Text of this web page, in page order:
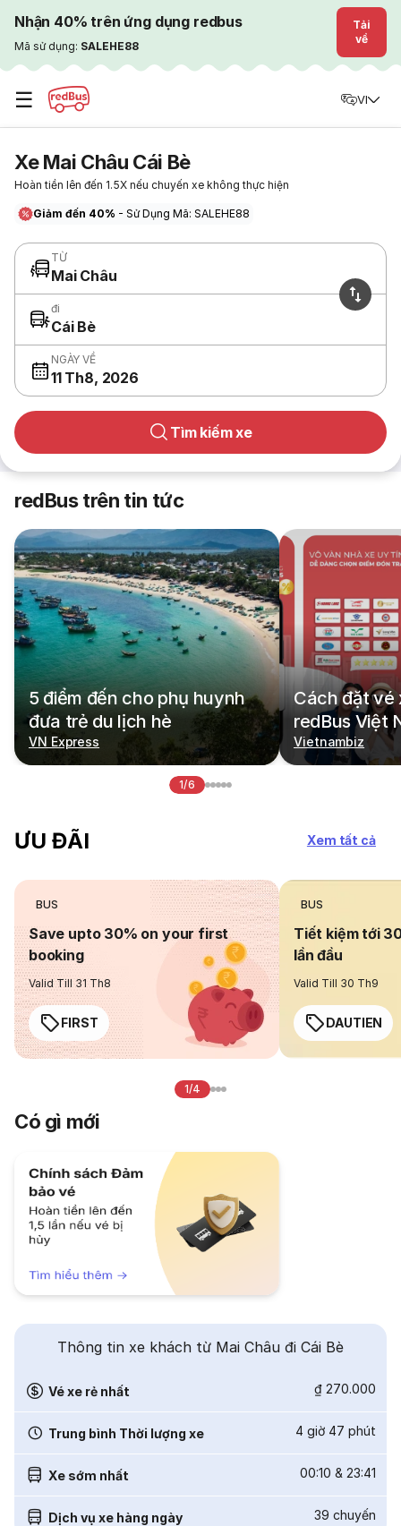
Nhận 40% trên ứng dụng redbus
Mã sử dụng: SALEHE88
Tải
về
☰ VI
Xe Mai Châu Cái Bè
Hoàn tiền lên đến 1.5X nếu chuyến xe không thực hiện
Giảm đến 40% - Sử Dụng Mã: SALEHE88
TỪ
Mai Châu
đi
Cái Bè
NGÀY VỀ
11 Th8, 2026
Tìm kiếm xe
redBus trên tin tức
5 điểm đến cho phụ huynh
đưa trẻ du lịch hè
VN Express
Cách đặt vé
redBus Việt
Vietnambiz
1/6
ƯU ĐÃI Xem tất cả
BUS
Save upto 30% on your first
booking
Valid Till 31 Th8
FIRST
BUS
Tiết kiệm tới
lần đầu
Valid Till 30 Th9
DAUTIEN
1/4
Có gì mới
Thông tin xe khách từ Mai Châu đi Cái Bè
Vé xe rẻ nhất ₫ 270.000
Trung bình Thời lượng xe 4 giờ 47 phút
Xe sớm nhất 00:10 & 23:41
Dịch vụ xe hàng ngày 39 chuyến